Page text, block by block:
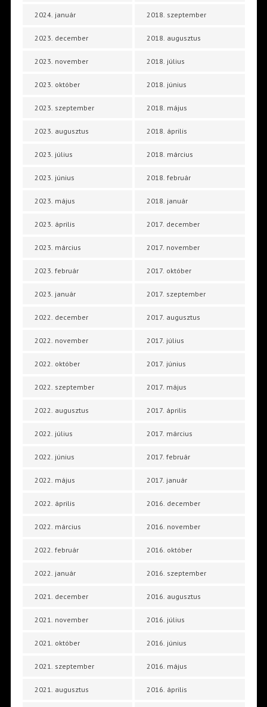
2024. január
2023. december
2023. november
2023. október
2023. szeptember
2023. augusztus
2023. július
2023. június
2023. május
2023. április
2023. március
2023. február
2023. január
2022. december
2022. november
2022. október
2022. szeptember
2022. augusztus
2022. július
2022. június
2022. május
2022. április
2022. március
2022. február
2022. január
2021. december
2021. november
2021. október
2021. szeptember
2021. augusztus
2018. szeptember
2018. augusztus
2018. július
2018. június
2018. május
2018. április
2018. március
2018. február
2018. január
2017. december
2017. november
2017. október
2017. szeptember
2017. augusztus
2017. július
2017. június
2017. május
2017. április
2017. március
2017. február
2017. január
2016. december
2016. november
2016. október
2016. szeptember
2016. augusztus
2016. július
2016. június
2016. május
2016. április